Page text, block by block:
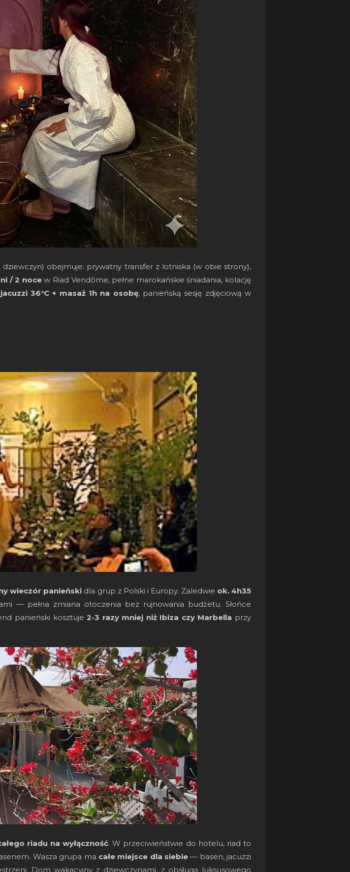
obejmuje: prywatny transfer z lotniska (w obie strony),
/ 2 nocew Riad Vendôme, pełne marokańskie śniadania, kolację
36°C + masaż 1h na osobę, panieńską sesję zdjęciową w
wieczór panieński dla grup z Polski i Europy. Zaledwie ok. 4h35
— pełna zmiana otoczenia bez rujnowania budżetu. Słońce
panieński kosztuje2-3 razy mniej niż Ibiza czy Marbella przy
riadu na wyłączność. W przeciwieństwie do hotelu, riad to
Wasza grupa ma całe miejsce dla siebie— basen, jacuzzi
Dom wakacyjny z dziewczynami, z obsługą luksusowego